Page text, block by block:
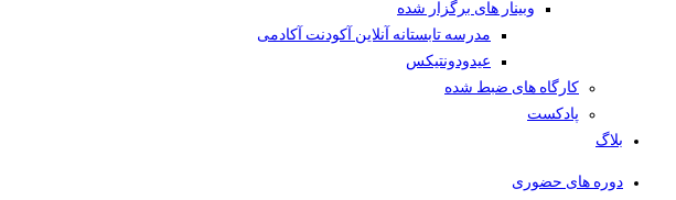
وبینار های برگزار شده
مدرسه تابستانه آنلاین آکودنت آکادمی
عیدودونتیکس
کارگاه های ضبط شده
پادکست
بلاگ
دوره های حضوری